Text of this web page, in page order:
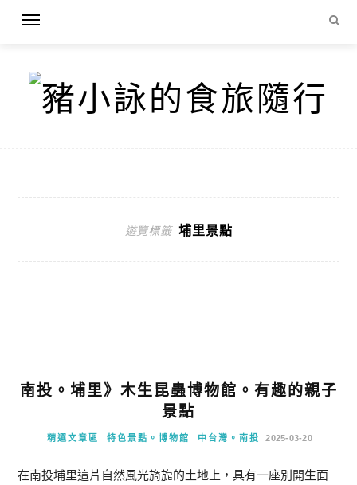
遊覽標籤 埔里景點
南投。埔里》木生昆蟲博物館。有趣的親子
景點
精選文章區 特色景點。博物館 中台灣。南投 2025-03-20
在南投埔里這片自然風光旖旎的土地上，具有一座別開生面